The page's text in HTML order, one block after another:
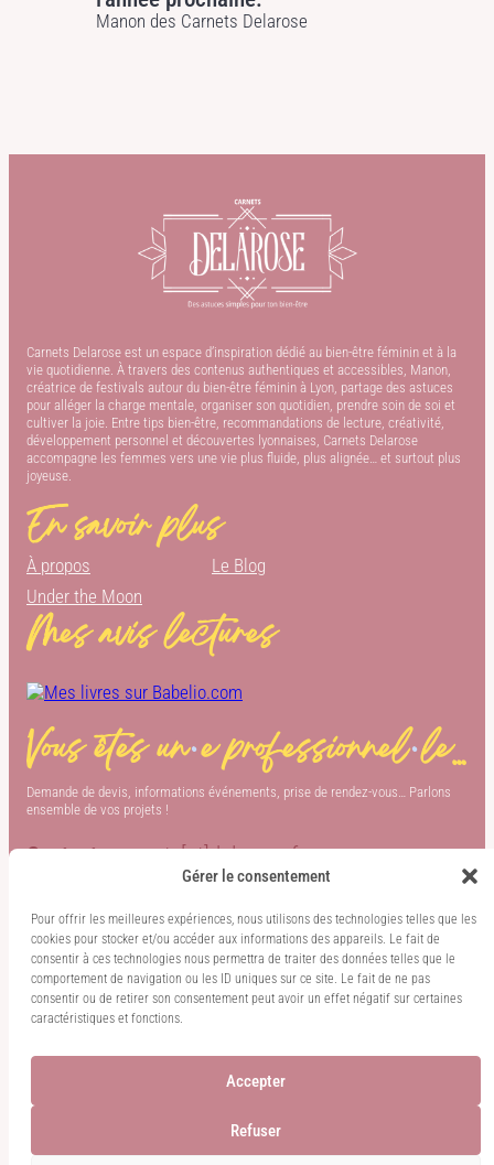
Gérer le consentement
Pour offrir les meilleures expériences, nous utilisons des technologies telles que les
cookies pour stocker et/ou accéder aux informations des appareils. Le fait de
consentir à ces technologies nous permettra de traiter des données telles que le
comportement de navigation ou les ID uniques sur ce site. Le fait de ne pas
consentir ou de retirer son consentement peut avoir un effet négatif sur certaines
caractéristiques et fonctions.
Accepter
Refuser
Manon des Carnets Delarose
Carnets Delarose est un espace d’inspiration dédié au bien-être féminin et à la
vie quotidienne. À travers des contenus authentiques et accessibles, Manon,
créatrice de festivals autour du bien-être féminin à Lyon, partage des astuces
pour alléger la charge mentale, organiser son quotidien, prendre soin de soi et
cultiver la joie. Entre tips bien-être, recommandations de lecture, créativité,
développement personnel et découvertes lyonnaises, Carnets Delarose
accompagne les femmes vers une vie plus fluide, plus alignée… et surtout plus
joyeuse.
En savoir plus
À propos
Le Blog
Under the Moon
Mes avis lectures
Vous êtes un·e professionnel·le…
Demande de devis, informations événements, prise de rendez-vous… Parlons
ensemble de vos projets !
Contact :carnets[at]delarose.fr
Plus de découvertes
Allez sur notre Instagram Allez sur notre Facebook Allez sur notre Pinterest TikTok
Carnets 2025 © Tous droits Mentions légales